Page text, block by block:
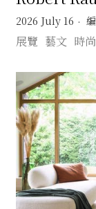
Wu 一場跨
2026 July 16
展覽 藝文 時尚